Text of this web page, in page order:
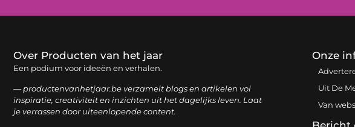
Over Producten van het jaar
Een podium voor ideeën en verhalen.
— productenvanhetjaar.be verzamelt blogs en artikelen vol
inspiratie, creativiteit en inzichten uit het dagelijks leven. Laat
je verrassen door uiteenlopende content.
Onze
Uit De
Van